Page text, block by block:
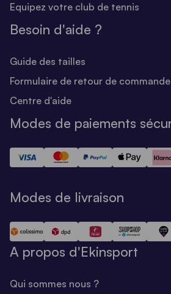
Equipez votre club de tennis
Besoin d'aide ?
Guide des tailles
Formulaire de retour de commande
Centre d'aide
Modes de paiements
Modes de livraison
A propos d'Ekinsport
Qui sommes nous ?